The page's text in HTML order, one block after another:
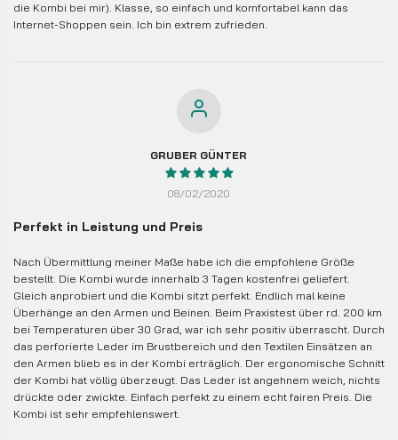
die Kombi bei mir). Klasse, so einfach und komfortabel kann das
Internet-Shoppen sein. Ich bin extrem zufrieden.
08/02/2020
GRUBER GÜNTER
Perfekt in Leistung und Preis
Nach Übermittlung meiner Maße habe ich die empfohlene Größe
bestellt. Die Kombi wurde innerhalb 3 Tagen kostenfrei geliefert.
Gleich anprobiert und die Kombi sitzt perfekt. Endlich mal keine
Überhänge an den Armen und Beinen. Beim Praxistest über rd. 200 km
bei Temperaturen über 30 Grad, war ich sehr positiv überrascht. Durch
das perforierte Leder im Brustbereich und den Textilen Einsätzen an
den Armen blieb es in der Kombi erträglich. Der ergonomische Schnitt
der Kombi hat völlig überzeugt. Das Leder ist angehnem weich, nichts
drückte oder zwickte. Einfach perfekt zu einem echt fairen Preis. Die
Kombi ist sehr empfehlenswert.